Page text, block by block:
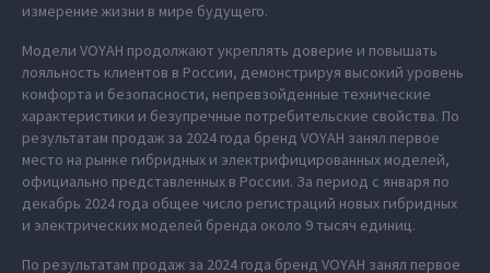
измерение жизни в мире будущего.
Модели VOYAH продолжают укреплять доверие и повышать
лояльность клиентов в России, демонстрируя высокий уровень
комфорта и безопасности, непревзойденные технические
характеристики и безупречные потребительские свойства. По
результатам продаж за 2024 года бренд VOYAH занял первое
место на рынке гибридных и электрифицированных моделей,
официально представленных в России. За период с января по
декабрь 2024 года общее число регистраций новых гибридных
и электрических моделей бренда около 9 тысяч единиц.
По результатам продаж за 2024 года бренд VOYAH занял первое